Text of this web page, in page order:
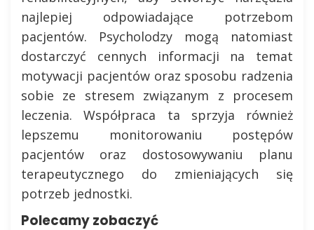
najlepiej odpowiadające potrzebom
pacjentów. Psycholodzy mogą natomiast
dostarczyć cennych informacji na temat
motywacji pacjentów oraz sposobu radzenia
sobie ze stresem związanym z procesem
leczenia. Współpraca ta sprzyja również
lepszemu monitorowaniu postępów
pacjentów oraz dostosowywaniu planu
terapeutycznego do zmieniających się
potrzeb jednostki.
Polecamy zobaczyć